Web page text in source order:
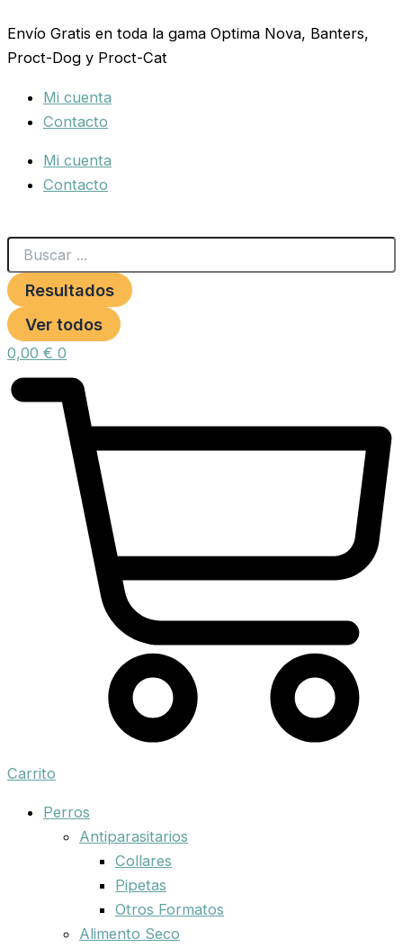
al
contenido
Envío Gratis en toda la gama Optima Nova, Banters,
Proct-Dog y Proct-Cat
Mi cuenta
Contacto
Mi cuenta
Contacto
...
Resultados
Ver todos
0,00 € 0
Carrito
Perros
Antiparasitarios
Collares
Pipetas
Otros Formatos
Alimento Seco
BIOTHANE
BANDERA
ESPAÑOLA
CM.
cantidad